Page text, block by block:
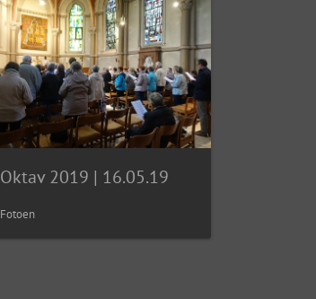
Oktav 2019 | 16.05.19
Fotoen